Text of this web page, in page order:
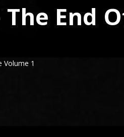
The End
Volume 1